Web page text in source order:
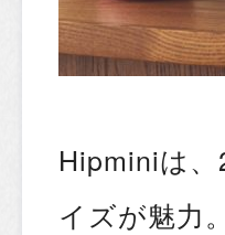
Hipminiは
イズが魅力。